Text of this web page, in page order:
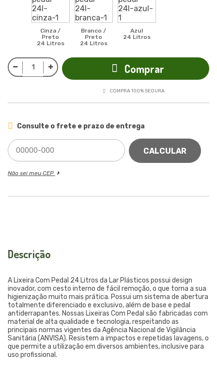
Cinza /
Preto
24 Litros
Branco /
Preto
24 Litros
Azul
24 Litros
Comprar
COMPRA 100% SEGURA
Consulte o frete e prazo de entrega
CALCULAR
Não sei meu CEP
Descrição
A Lixeira Com Pedal 24 Litros da Lar Plásticos possui design
inovador, com cesto interno de fácil remoção, o que torna a sua
higienização muito mais prática. Possui um sistema de abertura
totalmente diferenciado e exclusivo, além de base e pedal
antiderrapantes. Nossas Lixeiras Com Pedal são fabricadas com
material de alta qualidade e tecnologia, respeitando as
principais normas vigentes da Agência Nacional de Vigilância
Sanitária (ANVISA). Resistem a impactos e repetidas lavagens, o
que permite a utilização em diversos ambientes, inclusive para
uso profissional.